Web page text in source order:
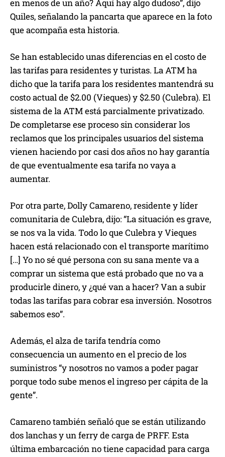
en menos de un año? Aquí hay algo dudoso”, dijo
Quiles, señalando la pancarta que aparece en la foto
que acompaña esta historia.
Se han establecido unas diferencias en el costo de
las tarifas para residentes y turistas. La ATM ha
dicho que la tarifa para los residentes mantendrá su
costo actual de $2.00 (Vieques) y $2.50 (Culebra). El
sistema de la ATM está parcialmente privatizado.
De completarse ese proceso sin considerar los
reclamos que los principales usuarios del sistema
vienen haciendo por casi dos años no hay garantía
de que eventualmente esa tarifa no vaya a
aumentar.
Por otra parte, Dolly Camareno, residente y líder
comunitaria de Culebra, dijo: “La situación es grave,
se nos va la vida. Todo lo que Culebra y Vieques
hacen está relacionado con el transporte marítimo
[…] Yo no sé qué persona con su sana mente va a
comprar un sistema que está probado que no va a
producirle dinero, y ¿qué van a hacer? Van a subir
todas las tarifas para cobrar esa inversión. Nosotros
sabemos eso”.
Además, el alza de tarifa tendría como
consecuencia un aumento en el precio de los
suministros “y nosotros no vamos a poder pagar
porque todo sube menos el ingreso per cápita de la
gente”.
Camareno también señaló que se están utilizando
dos lanchas y un ferry de carga de PRFF. Esta
última embarcación no tiene capacidad para carga